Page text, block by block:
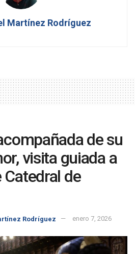
Martínez Rodríguez
de su
visita guiada a
de
Rodríguez enero 7, 2026